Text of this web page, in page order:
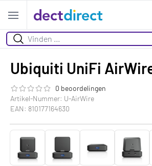
Open menu
Suchen
Ubiquiti UniFi
Die Bewertung dieses Produkts ist
0 beoordelingen
Artikel-Nummer: U-AirWire
EAN: 810177164630